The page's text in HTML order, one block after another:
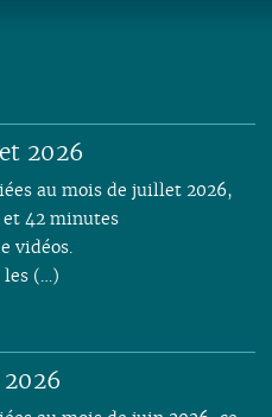
01
01
01
01
01
02
2026
au mois de juillet 2026,
et 42 minutes
vidéos.
les (…)